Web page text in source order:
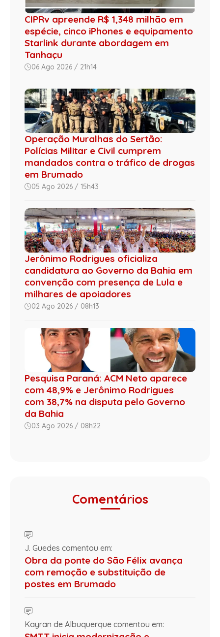
CIPRv apreende R$ 1,348 milhão em
espécie, cinco iPhones e equipamento
Starlink durante abordagem em
Tanhaçu
06 Ago 2026 / 21h14
Operação Muralhas do Sertão:
Polícias Militar e Civil cumprem
mandados contra o tráfico de drogas
em Brumado
05 Ago 2026 / 15h43
Jerônimo Rodrigues oficializa
candidatura ao Governo da Bahia em
convenção com presença de Lula e
milhares de apoiadores
02 Ago 2026 / 08h13
Pesquisa Paraná: ACM Neto aparece
com 48,9% e Jerônimo Rodrigues
com 38,7% na disputa pelo Governo
da Bahia
03 Ago 2026 / 08h22
Comentários
J. Guedes comentou em:
Obra da ponte do São Félix avança
com remoção e substituição de
postes em Brumado
Kayran de Albuquerque comentou em: